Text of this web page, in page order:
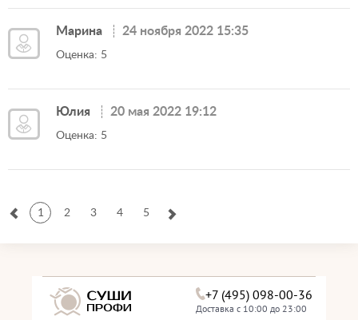
Марина 24 ноября 2022 15:35
Оценка: 5
Юлия 20 мая 2022 19:12
Оценка: 5
1 2 3 4 5
+7 (495) 098-00-36
Доставка с 10:00 до 23:00